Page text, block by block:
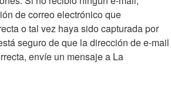
de correo electrónico que
o tal vez haya sido capturada por
seguro de que la dirección de e-mail
envíe un mensaje a La